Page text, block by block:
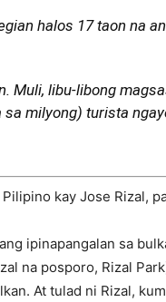
halos 17 taon na
Muli, libu-libong
milyong) turista
kay Jose Rizal,
ipinapangalan sa
na posporo, Rizal
At tulad ni Rizal,